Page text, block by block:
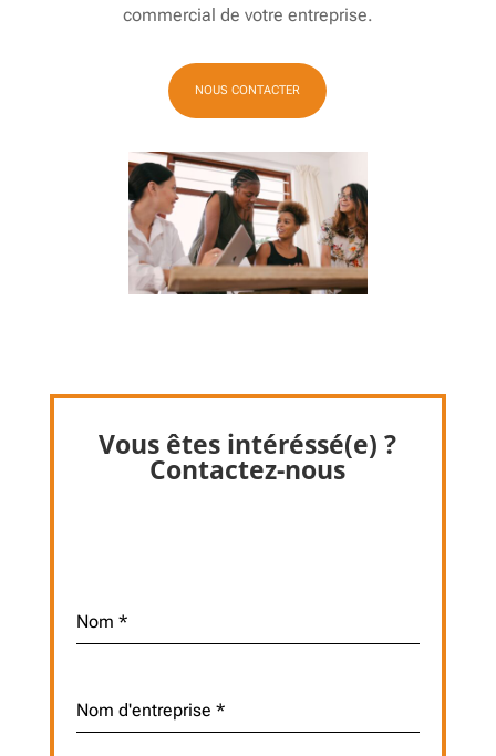
commercial de votre entreprise.
NOUS CONTACTER
Vous êtes intéréssé(e) ?
Contactez-nous
Nom *
Nom d'entreprise *